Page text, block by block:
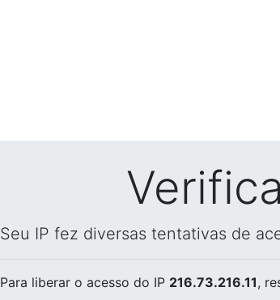
Seu IP fez diversas tentativas de
Para liberar o acesso do IP 216.73.216.11,